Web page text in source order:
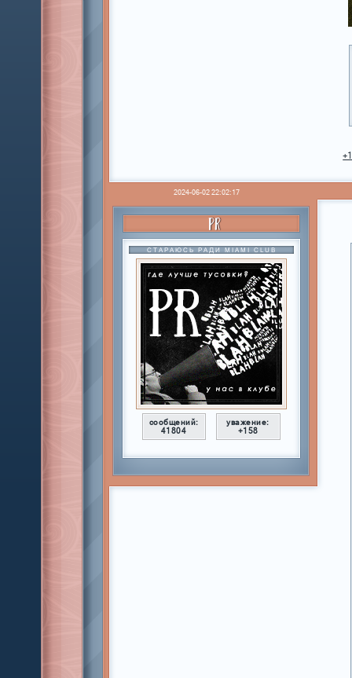
+1
2024-06-02 22:02:17
PR
СТАРАЮСЬ РАДИ MIAMI CLUB
сообщений:
41804
уважение:
+158